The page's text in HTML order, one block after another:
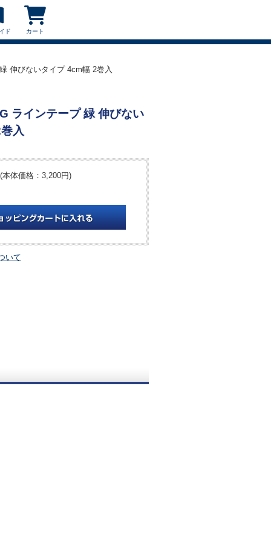
ド カート
伸びないタイプ 4cm幅 2巻入
ラインテープ 緑 伸びない
入
(本体価格：3,200円)
いて